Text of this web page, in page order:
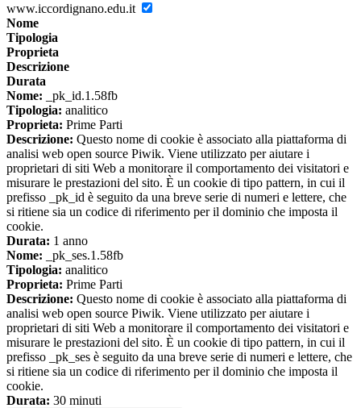
www.iccordignano.edu.it
Nome
Tipologia
Proprieta
Descrizione
Durata
Nome: _pk_id.1.58fb
Tipologia: analitico
Proprieta: Prime Parti
Descrizione: Questo nome di cookie è associato alla piattaforma di
analisi web open source Piwik. Viene utilizzato per aiutare i
proprietari di siti Web a monitorare il comportamento dei visitatori e
misurare le prestazioni del sito. È un cookie di tipo pattern, in cui il
prefisso _pk_id è seguito da una breve serie di numeri e lettere, che
si ritiene sia un codice di riferimento per il dominio che imposta il
cookie.
Durata: 1 anno
Nome: _pk_ses.1.58fb
Tipologia: analitico
Proprieta: Prime Parti
Descrizione: Questo nome di cookie è associato alla piattaforma di
analisi web open source Piwik. Viene utilizzato per aiutare i
proprietari di siti Web a monitorare il comportamento dei visitatori e
misurare le prestazioni del sito. È un cookie di tipo pattern, in cui il
prefisso _pk_ses è seguito da una breve serie di numeri e lettere, che
si ritiene sia un codice di riferimento per il dominio che imposta il
cookie.
Durata: 30 minuti